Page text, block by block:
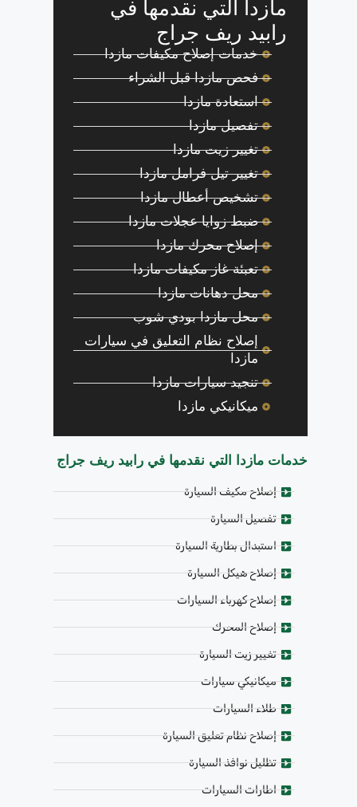
مازدا التي نقدمها في
رابيد ريف جراج
خدمات إصلاح مكيفات مازدا
فحص مازدا قبل الشراء
استعادة مازدا
تفصيل مازدا
تغيير زيت مازدا
تغيير تيل فرامل مازدا
تشخيص أعطال مازدا
ضبط زوايا عجلات مازدا
إصلاح محرك مازدا
تعبئة غاز مكيفات مازدا
محل دهانات مازدا
محل مازدا بودي شوب
إصلاح نظام التعليق في سيارات
مازدا
تنجيد سيارات مازدا
ميكانيكي مازدا
خدمات مازدا التي نقدمها في رابيد ريف جراج
إصلاح مكيف السيارة
تفصيل السيارة
استبدال بطارية السيارة
إصلاح هيكل السيارة
إصلاح كهرباء السيارات
إصلاح المحرك
تغيير زيت السيارة
ميكانيكي سيارات
طلاء السيارات
إصلاح نظام تعليق السيارة
تظليل نوافذ السيارة
اطارات السيارات